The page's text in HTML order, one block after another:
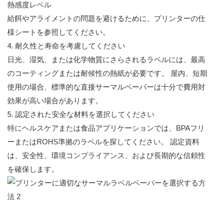
熱感度レベル
給餌やアライメントの問題を避けるために、プリンターの仕
様シートを参照してください。
4. 耐久性と寿命を考慮してください
日光、湿気、または化学物質にさらされるラベルには、最高
のコーティングまたは耐候性の熱紙が必要です。 屋内、短期
使用の場合、標準的な直接サーマルペーパーは十分で費用対
効果が高い場合があります。
5. 認定された安全な材料を選択してください
特にヘルスケアまたは食品アプリケーションでは、BPAフリ
ーまたはROHS準拠のラベルを探してください。 認定資料
は、安全性、環境コンプライアンス、および長期的な信頼性
を確保します。